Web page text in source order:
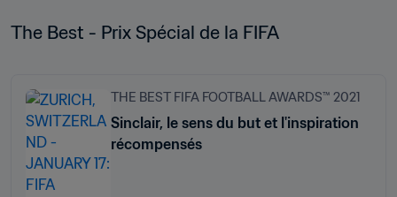
The Best - Prix Spécial de la FIFA
THE BEST FIFA FOOTBALL AWARDS™ 2021
Sinclair, le sens du but et l'inspiration
récompensés